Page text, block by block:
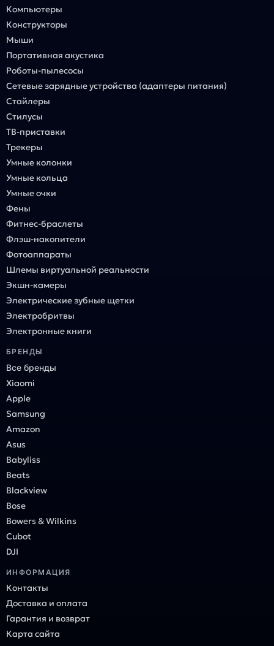
Компьютеры
Конструкторы
Мыши
Портативная акустика
Роботы-пылесосы
Сетевые зарядные устройства (адаптеры питания)
Стайлеры
Стилусы
ТВ-приставки
Трекеры
Умные колонки
Умные кольца
Умные очки
Фены
Фитнес-браслеты
Флэш-накопители
Фотоаппараты
Шлемы виртуальной реальности
Экшн-камеры
Электрические зубные щетки
Электробритвы
Электронные книги
БРЕНДЫ
Все бренды
Xiaomi
Apple
Samsung
Amazon
Asus
Babyliss
Beats
Blackview
Bose
Bowers & Wilkins
Cubot
DJI
ИНФОРМАЦИЯ
Контакты
Доставка и оплата
Гарантия и возврат
Карта сайта